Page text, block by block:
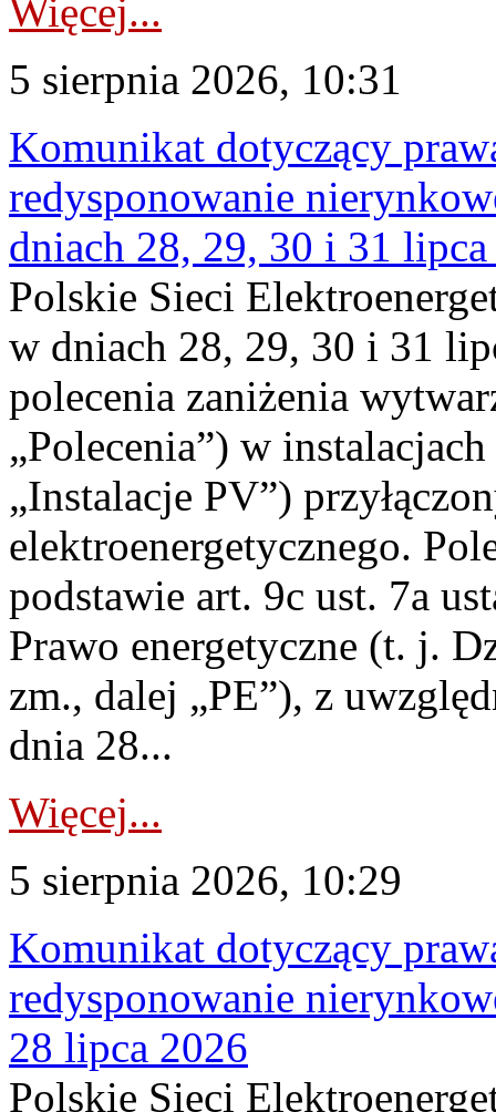
Więcej...
5 sierpnia 2026, 10:31
Komunikat dotyczący
redysponowanie
dniach 28, 29, 30 i 31
Polskie Sieci
w dniach 28, 29, 30 i 31
polecenia zaniżenia
„Polecenia”) w
„Instalacje PV”)
elektroenergetycznego.
podstawie art. 9c ust. 7a
Prawo energetyczne (t. j.
zm., dalej „PE”), z
dnia 28...
Więcej...
5 sierpnia 2026, 10:29
Komunikat dotyczący
redysponowanie
28 lipca 2026
Polskie Sieci